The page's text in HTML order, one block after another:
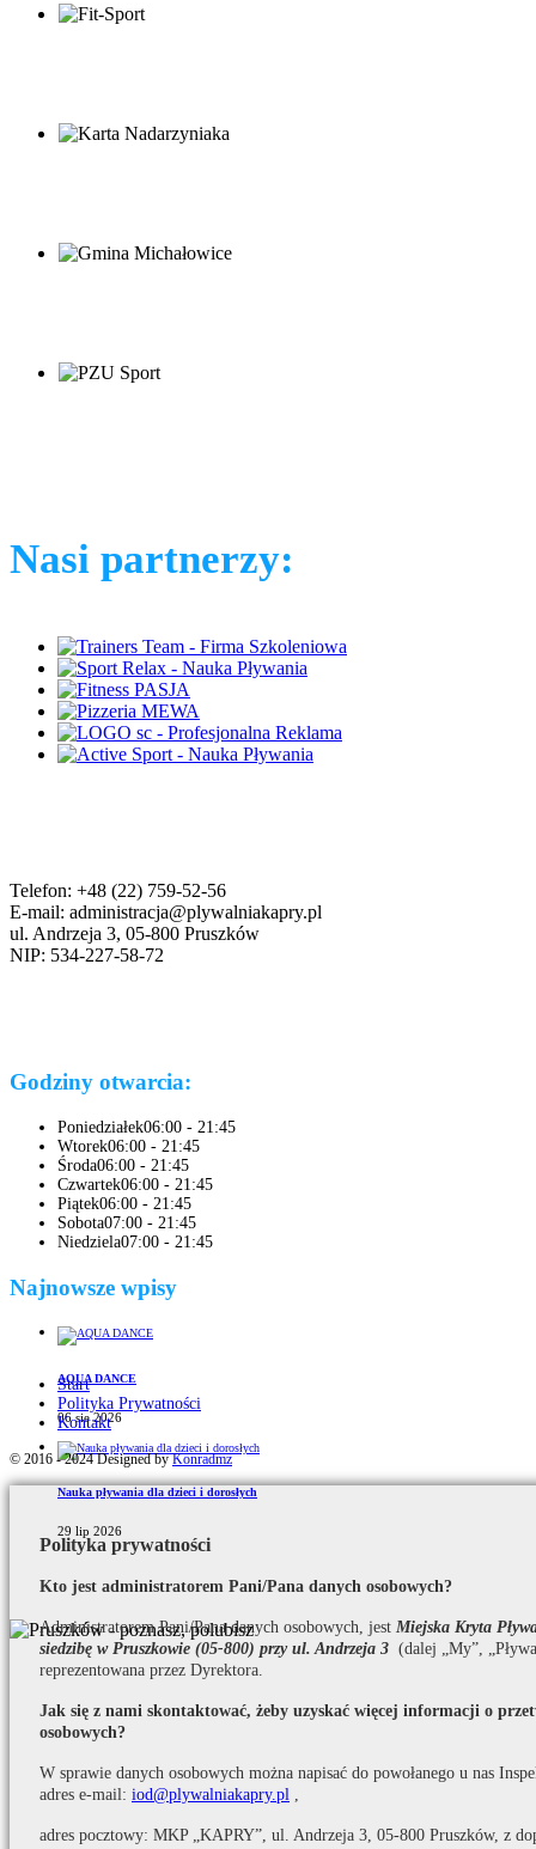
Nasi partnerzy:
Telefon: +48 (22) 759-52-56
E-mail: administracja@plywalniakapry.pl
ul. Andrzeja 3, 05-800 Pruszków
NIP: 534-227-58-72
Godziny otwarcia:
Poniedziałek06:00 - 21:45
Wtorek06:00 - 21:45
Środa06:00 - 21:45
Czwartek06:00 - 21:45
Piątek06:00 - 21:45
Sobota07:00 - 21:45
Niedziela07:00 - 21:45
Najnowsze wpisy
AQUA DANCE
06 sie 2026
Nauka pływania dla dzieci i dorosłych
29 lip 2026
Start
Polityka Prywatności
Kontakt
© 2016 - 2024 Designed byKonradmz
Polityka prywatności
Kto jest administratorem Pani/Pana danych osobowych?
Administratorem Pani/Pana danych osobowych, jest Miejska Kryta
siedzibę w Pruszkowie (05-800) przy ul. Andrzeja 3 (dalej „My”,
reprezentowana przez Dyrektora.
Jak się z nami skontaktować, żeby uzyskać więcej informacji o
osobowych?
W sprawie danych osobowych można napisać do powołanego u nas
adres e-mail: iod@plywalniakapry.pl
adres pocztowy: MKP „KAPRY”, ul. Andrzeja 3, 05-800 Pruszków, z